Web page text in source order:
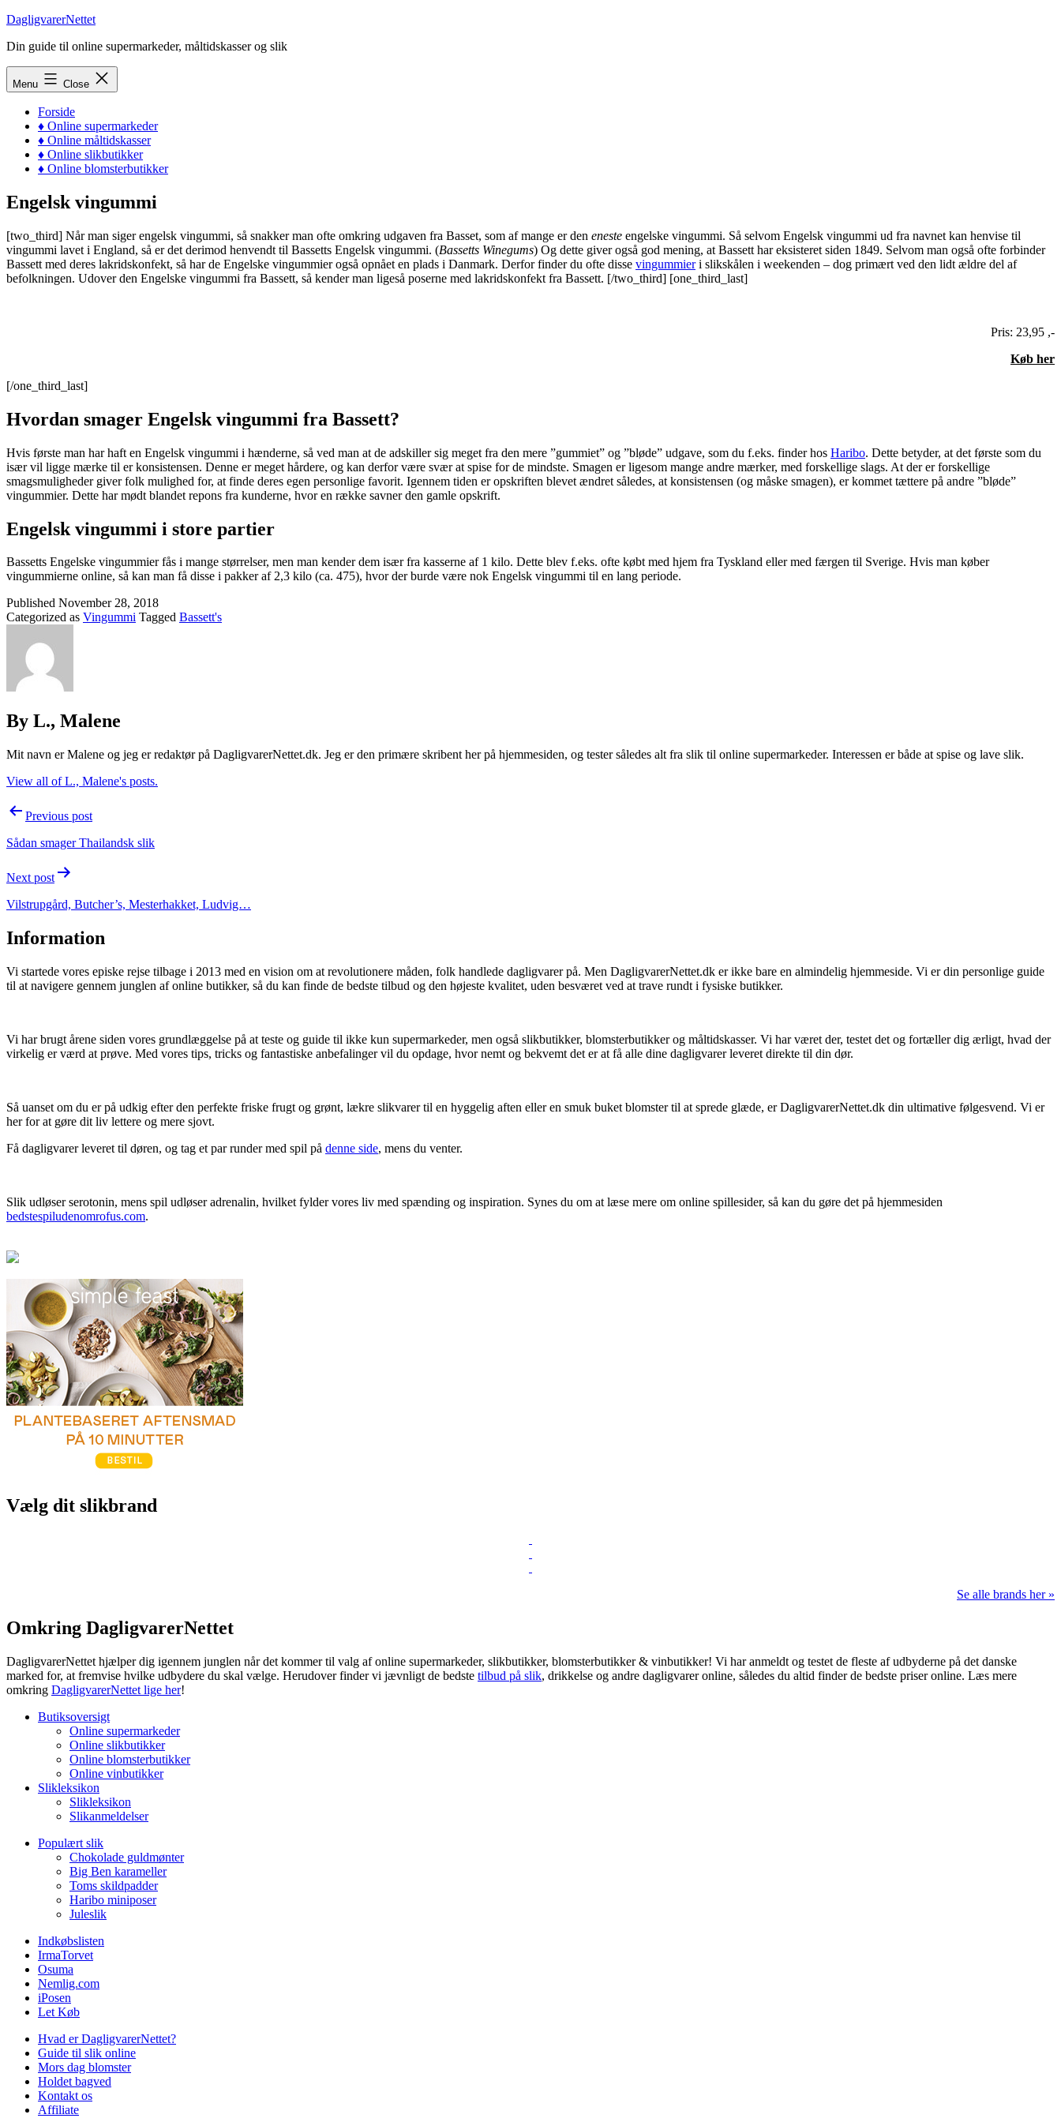
Skip
content
DagligvarerNettet
Din guide til online supermarkeder, måltidskasser og slik
Menu Close
Forside
♦ Online supermarkeder
♦ Online måltidskasser
♦ Online slikbutikker
♦ Online blomsterbutikker
Engelsk vingummi
[two_third] Når man siger engelsk vingummi, så snakker man ofte omkring udgaven fra Basset, som af mange er den eneste engelske vingummi. Så selvom Engelsk vingummi ud fra navnet kan henvise til
vingummi lavet i England, så er det derimod henvendt til Bassetts Engelsk vingummi. (Bassetts Winegums) Og dette giver også god mening, at Bassett har eksisteret siden 1849. Selvom man også ofte forbinder
Bassett med deres lakridskonfekt, så har de Engelske vingummier også opnået en plads i Danmark. Derfor finder du ofte disse vingummieri slikskålen i weekenden – dog primært ved den lidt ældre del af
befolkningen. Udover den Engelske vingummi fra Bassett, så kender man ligeså poserne med lakridskonfekt fra Bassett. [/two_third] [one_third_last]
Pris: 23,95 ,-
Køb her
[/one_third_last]
Hvordan smager Engelsk vingummi fra Bassett?
Hvis første man har haft en Engelsk vingummi i hænderne, så ved man at de adskiller sig meget fra den mere ”gummiet” og ”bløde” udgave, som du f.eks. finder hos Haribo. Dette betyder, at det første som du
især vil ligge mærke til er konsistensen. Denne er meget hårdere, og kan derfor være svær at spise for de mindste. Smagen er ligesom mange andre mærker, med forskellige slags. At der er forskellige
smagsmuligheder giver folk mulighed for, at finde deres egen personlige favorit. Igennem tiden er opskriften blevet ændret således, at konsistensen (og måske smagen), er kommet tættere på andre ”bløde”
vingummier. Dette har mødt blandet repons fra kunderne, hvor en række savner den gamle opskrift.
Engelsk vingummi i store partier
Bassetts Engelske vingummier fås i mange størrelser, men man kender dem især fra kasserne af 1 kilo. Dette blev f.eks. ofte købt med hjem fra Tyskland eller med færgen til Sverige. Hvis man køber
vingummierne online, så kan man få disse i pakker af 2,3 kilo (ca. 475), hvor der burde være nok Engelsk vingummi til en lang periode.
Published November 28, 2018
Categorized as Vingummi Tagged Bassett's
By L., Malene
Mit navn er Malene og jeg er redaktør på DagligvarerNettet.dk. Jeg er den primære skribent her på hjemmesiden, og tester således alt fra slik til online supermarkeder. Interessen er både at spise og lave slik.
View all of L., Malene's posts.
Post
navigation
Previous post
Sådan smager Thailandsk slik
Next post
Vilstrupgård, Butcher’s, Mesterhakket, Ludvig…
Information
Vi startede vores episke rejse tilbage i 2013 med en vision om at revolutionere måden, folk handlede dagligvarer på. Men DagligvarerNettet.dk er ikke bare en almindelig hjemmeside. Vi er din personlige guide
til at navigere gennem junglen af online butikker, så du kan finde de bedste tilbud og den højeste kvalitet, uden besværet ved at trave rundt i fysiske butikker.
Vi har brugt årene siden vores grundlæggelse på at teste og guide til ikke kun supermarkeder, men også slikbutikker, blomsterbutikker og måltidskasser. Vi har været der, testet det og fortæller dig ærligt, hvad der
virkelig er værd at prøve. Med vores tips, tricks og fantastiske anbefalinger vil du opdage, hvor nemt og bekvemt det er at få alle dine dagligvarer leveret direkte til din dør.
Så uanset om du er på udkig efter den perfekte friske frugt og grønt, lækre slikvarer til en hyggelig aften eller en smuk buket blomster til at sprede glæde, er DagligvarerNettet.dk din ultimative følgesvend. Vi er
her for at gøre dit liv lettere og mere sjovt.
Få dagligvarer leveret til døren, og tag et par runder med spil på denne side, mens du venter.
Slik udløser serotonin, mens spil udløser adrenalin, hvilket fylder vores liv med spænding og inspiration. Synes du om at læse mere om online spillesider, så kan du gøre det på hjemmesiden
bedstespiludenomrofus.com.
Vælg dit slikbrand
Se alle brands her »
Omkring DagligvarerNettet
DagligvarerNettet hjælper dig igennem junglen når det kommer til valg af online supermarkeder, slikbutikker, blomsterbutikker & vinbutikker! Vi har anmeldt og testet de fleste af udbyderne på det danske
marked for, at fremvise hvilke udbydere du skal vælge. Herudover finder vi jævnligt de bedste tilbud på slik, drikkelse og andre dagligvarer online, således du altid finder de bedste priser online. Læs mere
omkring DagligvarerNettet lige her!
Butiksoversigt
Online supermarkeder
Online slikbutikker
Online blomsterbutikker
Online vinbutikker
Slikleksikon
Slikleksikon
Slikanmeldelser
Populært slik
Chokolade guldmønter
Big Ben karameller
Toms skildpadder
Haribo miniposer
Juleslik
Indkøbslisten
IrmaTorvet
Osuma
Nemlig.com
iPosen
Let Køb
Hvad er DagligvarerNettet?
Guide til slik online
Mors dag blomster
Holdet bagved
Kontakt os
Affiliate